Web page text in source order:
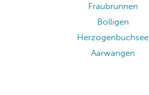
Fraubrunnen
Bolligen
Herzogenbuchsee
Aarwangen